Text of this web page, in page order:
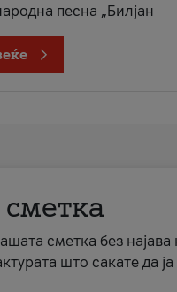
песна „Билјан
сметка без
што сакате да